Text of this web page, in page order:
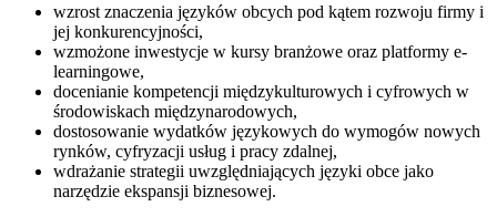
wzrost znaczenia języków obcych pod kątem rozwoju firmy i
jej konkurencyjności,
wzmożone inwestycje w kursy branżowe oraz platformy e-
learningowe,
docenianie kompetencji międzykulturowych i cyfrowych w
środowiskach międzynarodowych,
dostosowanie wydatków językowych do wymogów nowych
rynków, cyfryzacji usług i pracy zdalnej,
wdrażanie strategii uwzględniających języki obce jako
narzędzie ekspansji biznesowej.